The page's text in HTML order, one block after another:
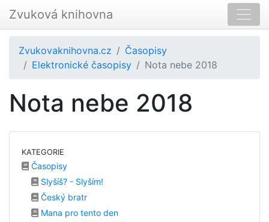
Zvuková knihovna
Zvukovaknihovna.cz
Časopisy
Elektronické časopisy
Nota nebe 2018
Nota nebe 2018
KATEGORIE
Časopisy
Slyšíš? - Slyším!
Český bratr
Mana pro tento den